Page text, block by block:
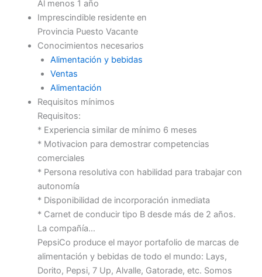
Al menos 1 año
Imprescindible residente en
Provincia Puesto Vacante
Conocimientos necesarios
Alimentación y bebidas
Ventas
Alimentación
Requisitos mínimos
Requisitos:
* Experiencia similar de mínimo 6 meses
* Motivacion para demostrar competencias
comerciales
* Persona resolutiva con habilidad para trabajar con
autonomía
* Disponibilidad de incorporación inmediata
* Carnet de conducir tipo B desde más de 2 años.
La compañía…
PepsiCo produce el mayor portafolio de marcas de
alimentación y bebidas de todo el mundo: Lays,
Dorito, Pepsi, 7 Up, Alvalle, Gatorade, etc. Somos